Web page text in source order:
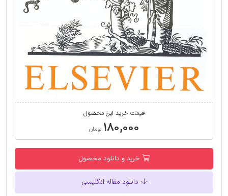
قیمت خرید این محصول
۱۸۰,۰۰۰ تومان
خرید و دانلود محصول
دانلود مقاله انگلیسی